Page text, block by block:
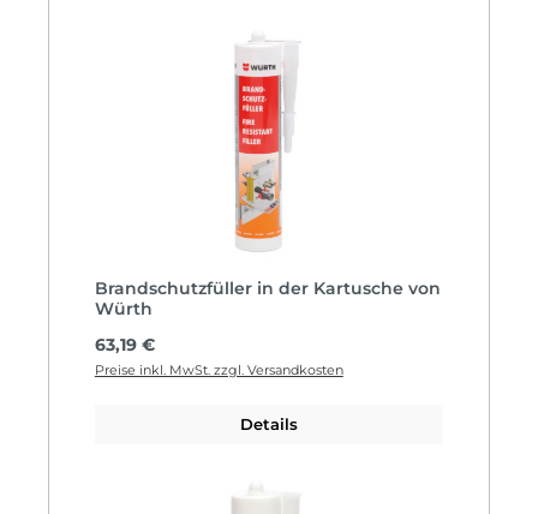
Brandschutzfüller in der Kartusche von
Würth
Regulärer Preis:
63,19 €
Preise inkl. MwSt. zzgl. Versandkosten
Details